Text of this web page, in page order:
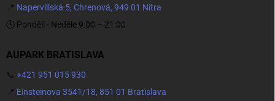
📍 Napervillská 5, Chrenová, 949 01 Nitra
🕒 Pondělí - Neděle 9:00 – 21:00
AUPARK BRATISLAVA
📞 +421 951 015 930
📍 Einsteinova 3541/18, 851 01 Bratislava